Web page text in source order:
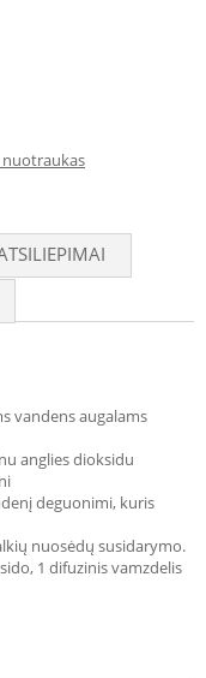
vandens augalams
anglies dioksidu
deguonimi, kuris
nuosėdų susidarymo.
1 difuzinis vamzdelis